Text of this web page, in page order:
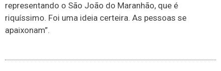
representando o São João do Maranhão, que é
riquíssimo. Foi uma ideia certeira. As pessoas se
apaixonam”.